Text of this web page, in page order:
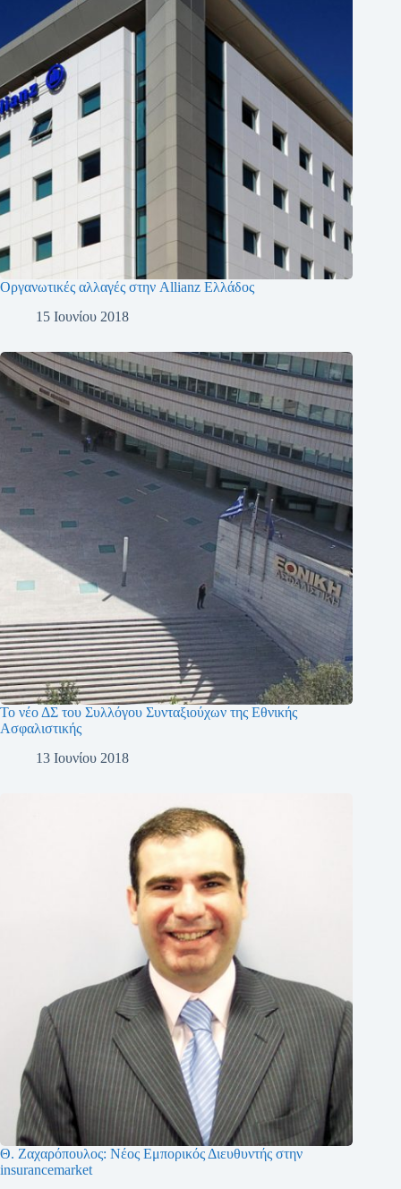
Οργανωτικές αλλαγές στην Allianz Ελλάδος
15 Ιουνίου 2018
Το νέο ΔΣ του Συλλόγου Συνταξιούχων της Εθνικής
Ασφαλιστικής
13 Ιουνίου 2018
Θ. Ζαχαρόπουλος: Νέος Εμπορικός Διευθυντής στην
insurancemarket